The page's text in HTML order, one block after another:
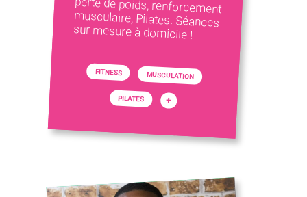
sur mesure à domicile !
FITNESS MUSCULATION
PILATES +